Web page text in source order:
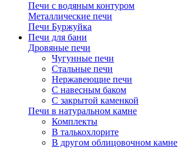
Печи с водяным контуром
Металлические печи
Печи Буржуйка
Печи для бани
Дровяные печи
Чугунные печи
Стальные печи
Нержавеющие печи
С навесным баком
С закрытой каменкой
Печи в натуральном камне
Комплекты
В талькохлорите
В другом облицовочном камне